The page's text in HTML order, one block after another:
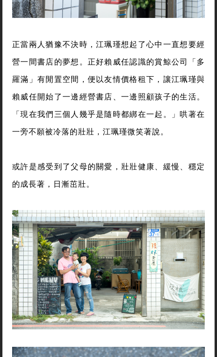
正當兩人猶豫不決時，江珮瑾想起了心中一直想要經
營一間書店的夢想。正好賴威任認識的賞鯨公司「多
羅滿」有閒置空間，便以友情價格租下，讓江珮瑾與
賴威任開始了一邊經營書店、一邊照顧孩子的生活。
「現在我們三個人幾乎是隨時都綁在一起。」哄著在
一旁不願被冷落的壯壯，江珮瑾微笑著說。
或許是感受到了父母的關愛，壯壯健康、緩慢、穩定
的成長著，日漸茁壯。